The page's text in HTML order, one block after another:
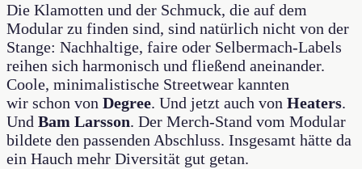
Die Klamotten und der Schmuck, die auf dem
Modular zu finden sind, sind natürlich nicht von der
Stange: Nachhaltige, faire oder Selbermach-Labels
reihen sich harmonisch und fließend aneinander.
Coole, minimalistische Streetwear kannten
wir schon von Degree. Und jetzt auch von Heaters.
Und Bam Larsson. Der Merch-Stand vom Modular
bildete den passenden Abschluss. Insgesamt hätte da
ein Hauch mehr Diversität gut getan.